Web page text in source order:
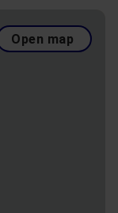
Open map